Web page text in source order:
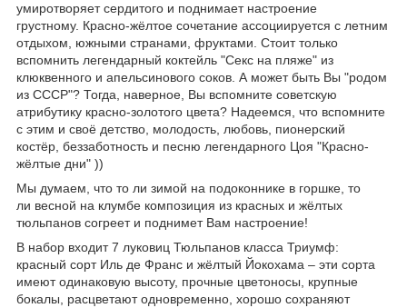
умиротворяет сердитого и поднимает настроение
грустному. Красно-жёлтое сочетание ассоциируется с летним
отдыхом, южными странами, фруктами. Стоит только
вспомнить легендарный коктейль "Секс на пляже" из
клюквенного и апельсинового соков. А может быть Вы "родом
из СССР"? Тогда, наверное, Вы вспомните советскую
атрибутику красно-золотого цвета? Надеемся, что вспомните
с этим и своё детство, молодость, любовь, пионерский
костёр, беззаботность и песню легендарного Цоя "Красно-
жёлтые дни" ))
Мы думаем, что то ли зимой на подоконнике в горшке, то
ли весной на клумбе композиция из красных и жёлтых
тюльпанов согреет и поднимет Вам настроение!
В набор входит 7 луковиц Тюльпанов класса Триумф:
красный сорт Иль де Франс и жёлтый Йокохама – эти сорта
имеют одинаковую высоту, прочные цветоносы, крупные
бокалы, расцветают одновременно, хорошо сохраняют